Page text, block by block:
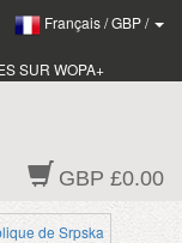
Français/GBP/
SUR WOPA+
GBP £0.00
de Srpska